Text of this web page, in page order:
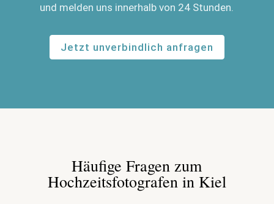
und melden uns innerhalb von 24 Stunden.
Jetzt unverbindlich anfragen
Häufige Fragen zum
Hochzeitsfotografen in Kiel